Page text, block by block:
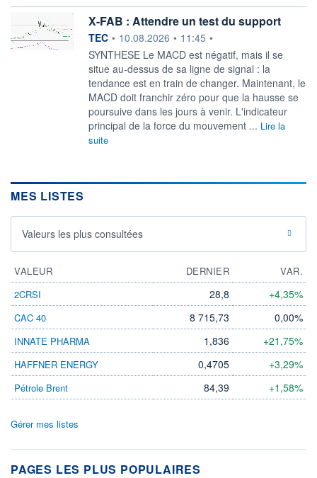
X-FAB : Attendre un test du support
information fournie par
TEC • 10.08.2026 • 11:45 •
SYNTHESE Le MACD est négatif, mais il se
situe au-dessus de sa ligne de signal : la
tendance est en train de changer. Maintenant, le
MACD doit franchir zéro pour que la hausse se
poursuive dans les jours à venir. L'indicateur
principal de la force du mouvement ... Lire la
suite
MES LISTES
Valeurs les plus consultées
VALEUR DERNIER
VAR.
2CRSI
28,8 +4,35%
CAC 40 8 715,73 0,00%
INNATE PHARMA 1,836 +21,75%
HAFFNER ENERGY 0,4705 +3,29%
Pétrole Brent 84,39 +1,58%
Gérer mes listes
PAGES LES PLUS POPULAIRES